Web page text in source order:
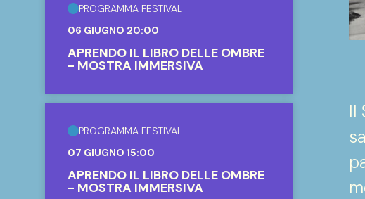
PROGRAMMA FESTIVAL
06 GIUGNO 20:00
APRENDO IL LIBRO DELLE OMBRE
- MOSTRA IMMERSIVA
PROGRAMMA FESTIVAL
07 GIUGNO 15:00
APRENDO IL LIBRO DELLE OMBRE
- MOSTRA IMMERSIVA
Il